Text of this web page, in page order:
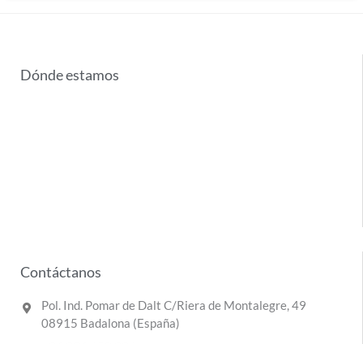
Dónde estamos
Contáctanos
Pol. Ind. Pomar de Dalt C/Riera de Montalegre, 49
08915 Badalona (España)